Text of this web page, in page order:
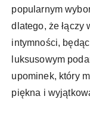
popularnym
dlatego, że łączy
intymności,
luksusowym
upominek, który
piękna i